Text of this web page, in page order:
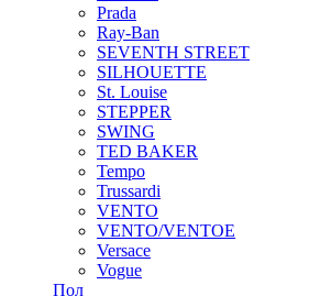
Prada
Ray-Ban
SEVENTH STREET
SILHOUETTE
St. Louise
STEPPER
SWING
TED BAKER
Tempo
Trussardi
VENTO
VENTO/VENTOE
Versace
Vogue
Пол